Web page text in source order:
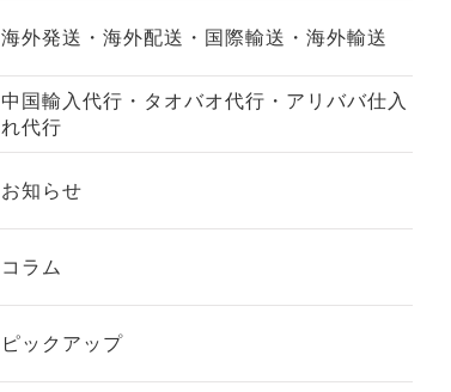
海外発送・海外配送・国際輸送・海外輸送
中国輸入代行・タオバオ代行・アリババ仕入
れ代行
お知らせ
コラム
ピックアップ